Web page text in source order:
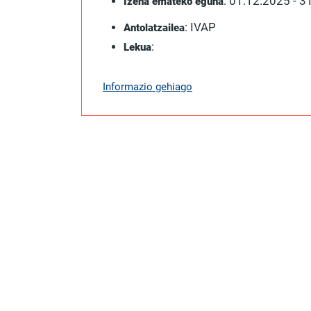
Antolatzailea: IVAP
Lekua:
Informazio gehiago